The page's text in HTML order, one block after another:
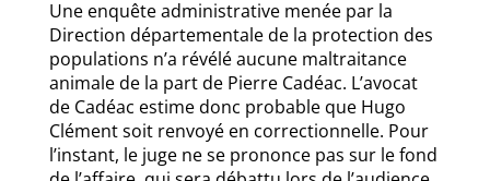
Une enquête administrative menée par la
Direction départementale de la protection des
populations n’a révélé aucune maltraitance
animale de la part de Pierre Cadéac. L’avocat
de Cadéac estime donc probable que Hugo
Clément soit renvoyé en correctionnelle. Pour
l’instant, le juge ne se prononce pas sur le fond